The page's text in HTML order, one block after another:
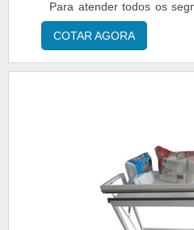
Para atender todos os
realiza o desenvolvimento
cm e outros tamanhos sob
COTAR AGORA